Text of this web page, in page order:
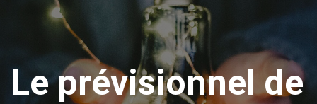
Le prévisionnel de